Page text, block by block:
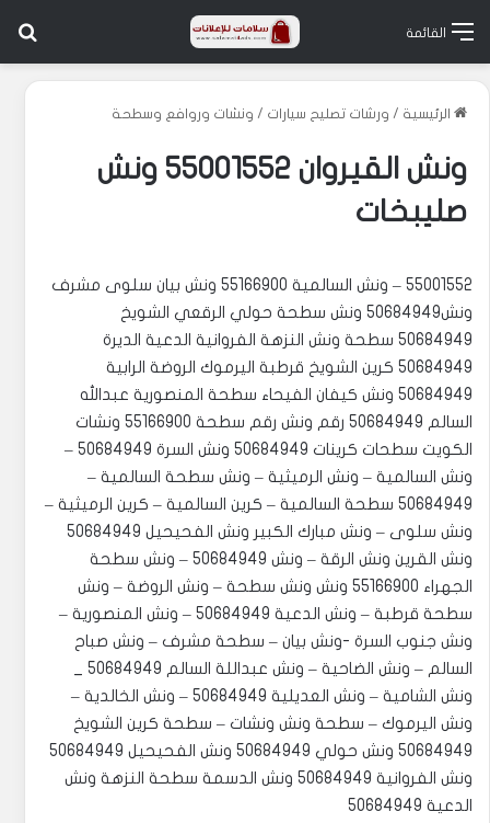
القائمة
الرئيسية / ورشات تصليح سيارات / ونشات وروافع وسطحة
ونش القيروان 55001552 ونش
صليبخات
55001552 – ونش السالمية 55166900 ‏‎ونش بيان سلوى مشرف
ونش50684949 ‏‎ونش سطحة حولي الرقعي الشويخ
50684949 ‏‎سطحة ونش النزهة الفروانية الدعية الديرة
50684949 ‏‎كرين الشويخ قرطبة اليرموك الروضة الرابية
50684949 ‏‎ونش كيفان الفيحاء سطحة المنصورية عبدالله
السالم 50684949 رقم ونش رقم سطحة 55166900 ‏‎ونشات
الكويت سطحات كرينات 50684949 ‏‎ونش السرة 50684949 –
ونش السالمية – ونش الرميثية – ونش سطحة السالمية –
50684949 سطحة السالمية – كرين السالمية – كرين الرميثية –
ونش سلوى – ونش مبارك الكبير ونش الفحيحيل 50684949
ونش القرين ونش الرقة – ونش 50684949 – ونش سطحة
الجهراء 55166900 ونش ونش سطحة – ونش الروضة – ونش
سطحة قرطبة – ونش الدعية 50684949 – ونش المنصورية –
ونش جنوب السرة -ونش بيان – سطحة مشرف – ونش صباح
ونش الشامية – ونش العديلية 50684949 – ونش الخالدية –
ونش اليرموك – سطحة ونش ونشات – سطحة كرين الشويخ
50684949 ونش حولي 50684949 ونش الفحيحيل 50684949
ونش الفروانية 50684949 ونش الدسمة سطحة النزهة ونش
الدعية 50684949